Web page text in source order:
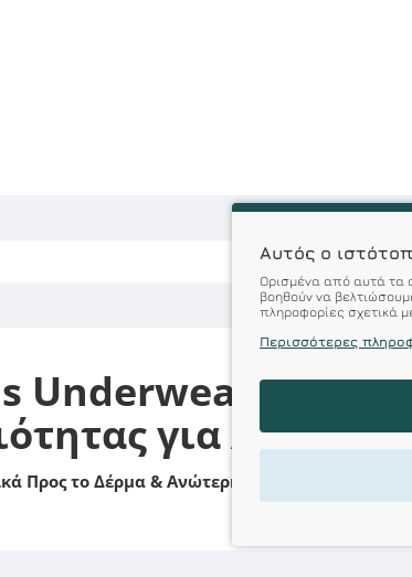
χωρίς
χωρίς
Underwear :
για
Προς το Δέρμα & Ανώτερη Ποιότητα σε
Αυτός ο
Ορισμένα από αυτά τα
βοηθούν να
πληροφορίες σχετικά
Περισσότερες